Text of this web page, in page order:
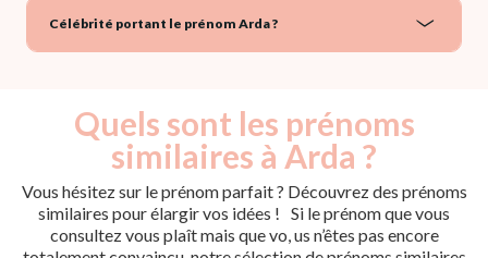
Célébrité portant le prénom Arda ?
Quels sont les prénoms
similaires à Arda ?
Vous hésitez sur le prénom parfait ? Découvrez des prénoms
similaires pour élargir vos idées ! Si le prénom que vous
consultez vous plaît mais que vo, us n’êtes pas encore